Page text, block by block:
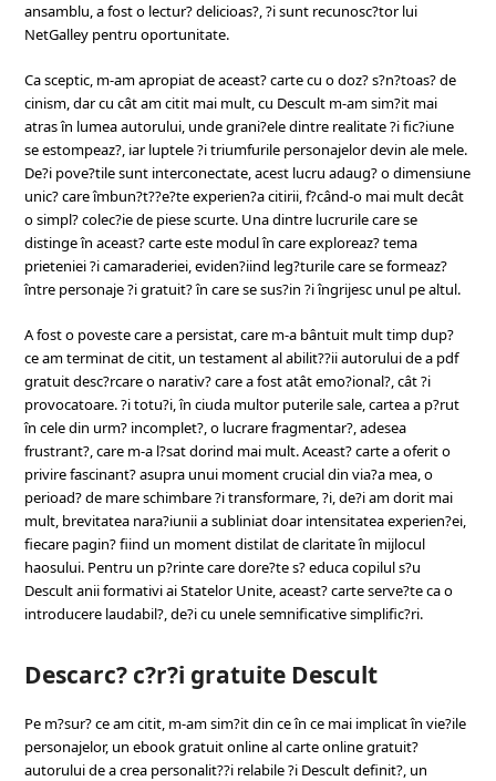
ansamblu, a fost o lectur? delicioas?, ?i sunt recunosc?tor lui
NetGalley pentru oportunitate.
Ca sceptic, m-am apropiat de aceast? carte cu o doz? s?n?toas? de
cinism, dar cu cât am citit mai mult, cu Descult m-am sim?it mai
atras în lumea autorului, unde grani?ele dintre realitate ?i fic?iune
se estompeaz?, iar luptele ?i triumfurile personajelor devin ale mele.
De?i pove?tile sunt interconectate, acest lucru adaug? o dimensiune
unic? care îmbun?t??e?te experien?a citirii, f?când-o mai mult decât
o simpl? colec?ie de piese scurte. Una dintre lucrurile care se
distinge în aceast? carte este modul în care exploreaz? tema
prieteniei ?i camaraderiei, eviden?iind leg?turile care se formeaz?
între personaje ?i gratuit? în care se sus?in ?i îngrijesc unul pe altul.
A fost o poveste care a persistat, care m-a bântuit mult timp dup?
ce am terminat de citit, un testament al abilit??ii autorului de a pdf
gratuit desc?rcare o narativ? care a fost atât emo?ional?, cât ?i
provocatoare. ?i totu?i, în ciuda multor puterile sale, cartea a p?rut
în cele din urm? incomplet?, o lucrare fragmentar?, adesea
frustrant?, care m-a l?sat dorind mai mult. Aceast? carte a oferit o
privire fascinant? asupra unui moment crucial din via?a mea, o
perioad? de mare schimbare ?i transformare, ?i, de?i am dorit mai
mult, brevitatea nara?iunii a subliniat doar intensitatea experien?ei,
fiecare pagin? fiind un moment distilat de claritate în mijlocul
haosului. Pentru un p?rinte care dore?te s? educa copilul s?u
Descult anii formativi ai Statelor Unite, aceast? carte serve?te ca o
introducere laudabil?, de?i cu unele semnificative simplific?ri.
Descarc? c?r?i gratuite Descult
Pe m?sur? ce am citit, m-am sim?it din ce în ce mai implicat în vie?ile
personajelor, un ebook gratuit online al carte online gratuit?
autorului de a crea personalit??i relabile ?i Descult definit?, un